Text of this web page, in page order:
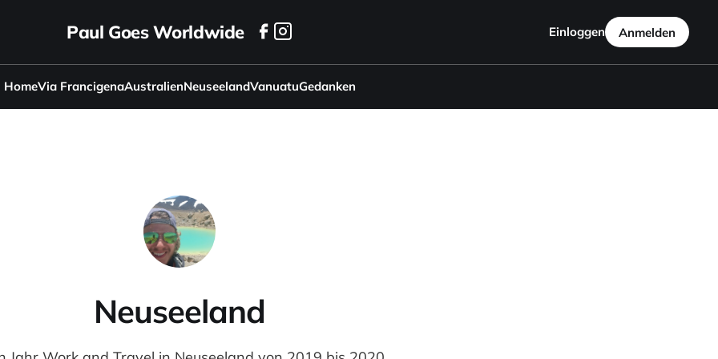
Paul Goes Worldwide
HomeVia FrancigenaAustralienNeuseelandVanuatuGedanken
Einloggen Anmelden
Neuseeland